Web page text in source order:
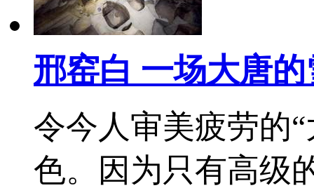
邢窑白 一场大唐的
令今人审美疲劳的
色。因为只有高级